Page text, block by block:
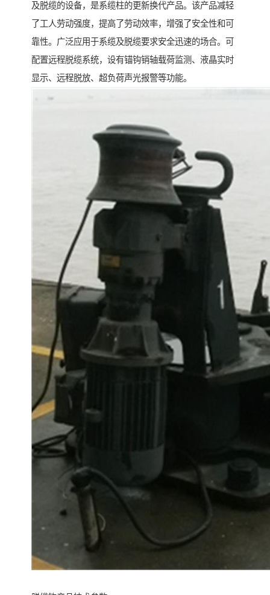
及脱缆的设备，是系缆柱的更新换代产品。该产品减轻
了工人劳动强度，提高了劳动效率，增强了安全性和可
靠性。广泛应用于系缆及脱缆要求安全迅速的场合。可
配置远程脱缆系统，设有锚钩销轴载荷监测、液晶实时
显示、远程脱放、超负荷声光报警等功能。